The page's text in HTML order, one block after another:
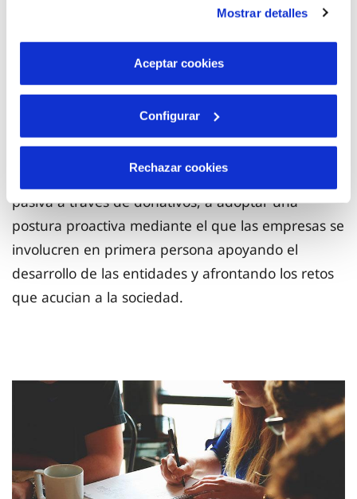
son indispensables para que el sitio web funcione y que
por tanto no se pueden desactivar. Puedes consultar
más información en nuestraPolítica de Cookies
Mostrar detalles
Aceptar cookies
Configurar
Rechazar cookies
duración, así como el apoyo jurídico y tecnológico
Reto Innovación Social Alicante 2019 es un
que pretende cambiar el
en lo que respecta al mundo social. El objetivo es
traspasar del modelo de colaborar
pasiva a través de donativos, a adoptar una
postura proactiva mediante el que las empresas se
involucren en primera persona apoyando el
desarrollo de las entidades y afrontando los retos
que acucian a la sociedad.